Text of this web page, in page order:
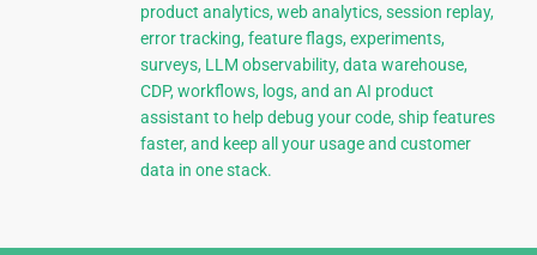
product analytics, web analytics, session replay,
error tracking, feature flags, experiments,
surveys, LLM observability, data warehouse,
CDP, workflows, logs, and an AI product
assistant to help debug your code, ship features
faster, and keep all your usage and customer
data in one stack.